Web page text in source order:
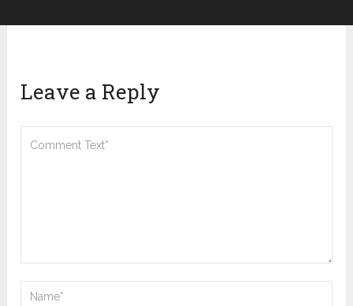
Leave a Reply